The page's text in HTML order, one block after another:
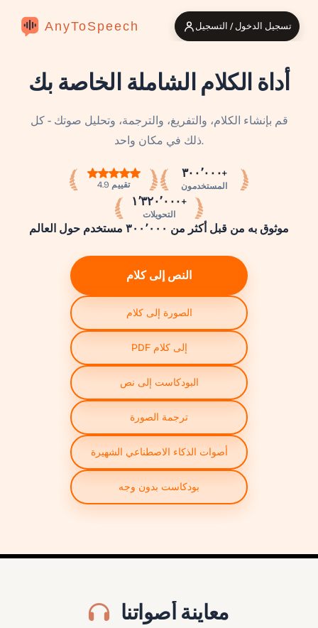
AnyToSpeech تسجيل الدخول / التسجيل
أداة الكلام الشاملة الخاصة بك
قم بإنشاء الكلام، والتفريغ، والترجمة، وتحليل صوتك - كل
ذلك في مكان واحد.
تقييم 4.9
٣٠٠٬٠٠٠+
المستخدمون
١٬٣٢٠٬٠٠٠+
التحويلات
موثوق به من قبل أكثر من ٣٠٠٬٠٠٠ مستخدم حول العالم
النص إلى كلام
الصورة إلى كلام
PDF إلى كلام
البودكاست إلى نص
ترجمة الصورة
أصوات الذكاء الاصطناعي الشهيرة
بودكاست بدون وجه
معاينة أصواتنا